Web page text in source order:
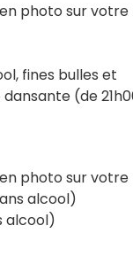
photo sur votre
fines bulles et
(de
photo sur votre
alcool)
alcool)